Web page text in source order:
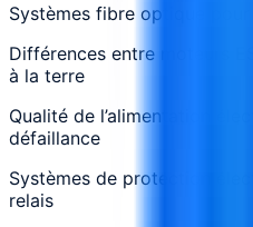
Systèmes fibre optique
Différences entre moteurs
à la terre
Qualité de l’alimentation
défaillance
Systèmes de protection
relais